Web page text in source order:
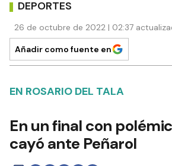
DEPORTES
26 de octubre de 2022 | 02:37
Añadir como fuente en
EN ROSARIO DEL TALA
En un final con
cayó ante Peñarol